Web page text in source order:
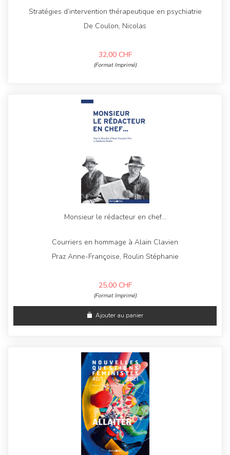
Stratégies d’intervention thérapeutique en psychiatrie
De Coulon, Nicolas
32,00 CHF
(Format Imprimé)
Monsieur le rédacteur en chef…
Courriers en hommage à Alain Clavien
Praz Anne-Françoise, Roulin Stéphanie
25,00 CHF
(Format Imprimé)
Ajouter au panier